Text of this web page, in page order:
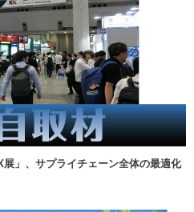
展」、サプライチェーン全体の最適化